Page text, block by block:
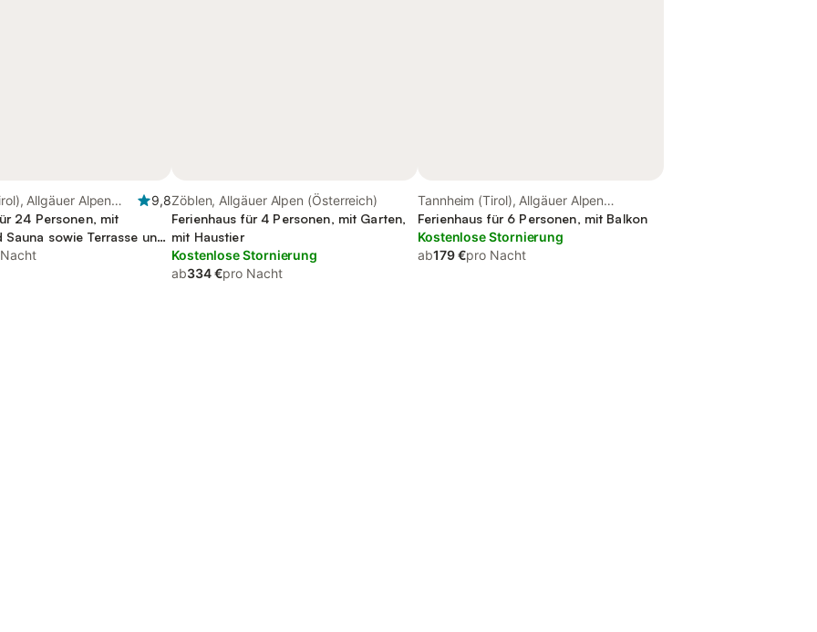
Allgäuer Alpen
9,8
24 Personen, mit
Sauna sowie Terrasse und
Zöblen, Allgäuer Alpen (Österreich)
Ferienhaus für 4 Personen, mit Garten,
mit Haustier
Kostenlose Stornierung
ab334 €pro Nacht
Tannheim (Tirol), Allgäuer Alpen
(Österreich)
Ferienhaus für 6 Personen, mit Balkon
Kostenlose Stornierung
ab179 €pro Nacht